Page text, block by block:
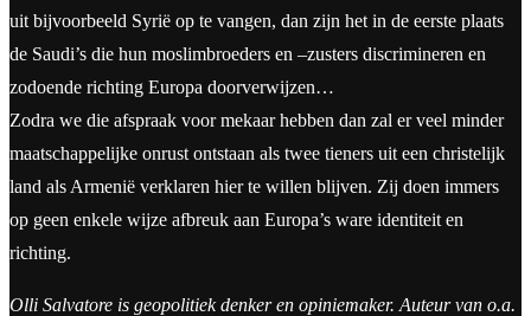
uit bijvoorbeeld Syrië op te vangen, dan zijn het in de eerste plaats
de Saudi’s die hun moslimbroeders en –zusters discrimineren en
zodoende richting Europa doorverwijzen…
Zodra we die afspraak voor mekaar hebben dan zal er veel minder
maatschappelijke onrust ontstaan als twee tieners uit een christelijk
land als Armenië verklaren hier te willen blijven. Zij doen immers
op geen enkele wijze afbreuk aan Europa’s ware identiteit en
richting.
Olli Salvatore is geopolitiek denker en opiniemaker. Auteur van o.a.